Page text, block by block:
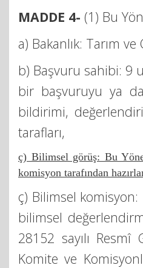
MADDE 4- (1) Bu
a) Bakanlık: Tarım ve
b) Başvuru sahibi: 9
bir başvuruyu ya
bildirimi,
tarafları,
ç) Bilimsel görüş: Bu
komisyon tarafından
ç) Bilimsel
bilimsel
28152 sayılı Resmî
Komite ve